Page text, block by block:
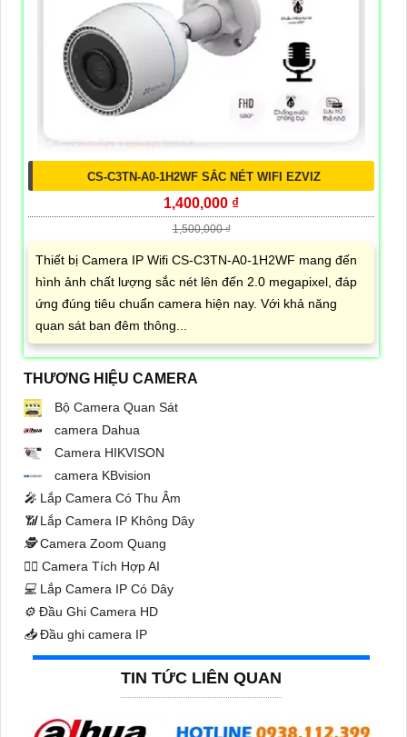
CS-C3TN-A0-1H2WF SẮC NÉT WIFI EZVIZ
1,400,000 ₫
1,500,000 ₫
Thiết bị Camera IP Wifi CS-C3TN-A0-1H2WF mang đến
hình ảnh chất lượng sắc nét lên đến 2.0 megapixel, đáp
ứng đúng tiêu chuẩn camera hiện nay. Với khả năng
quan sát ban đêm thông...
THƯƠNG HIỆU CAMERA
Bộ Camera Quan Sát
camera Dahua
Camera HIKVISON
camera KBvision
️🎤️ Lắp Camera Có Thu Âm
📶Lắp Camera IP Không Dây
🕵️Camera Zoom Quang
🧛‍♀️ Camera Tích Hợp AI
💻 Lắp Camera IP Có Dây
⚙️ Đầu Ghi Camera HD
📥Đầu ghi camera IP
TIN TỨC LIÊN QUAN